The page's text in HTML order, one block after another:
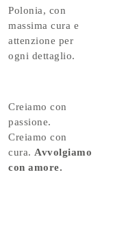
Polonia, con
massima cura e
attenzione per
ogni dettaglio.
Creiamo con
passione.
Creiamo con
cura. Avvolgiamo
con amore.